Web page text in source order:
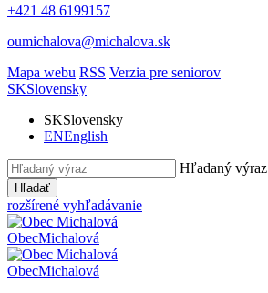
+421 48 6199157
oumichalova@michalova.sk
Mapa webu RSS Verzia pre seniorov
SKSlovensky
SKSlovensky
ENEnglish
Hľadaný výraz
Hľadať
rozšírené vyhľadávanie
ObecMichalová
ObecMichalová